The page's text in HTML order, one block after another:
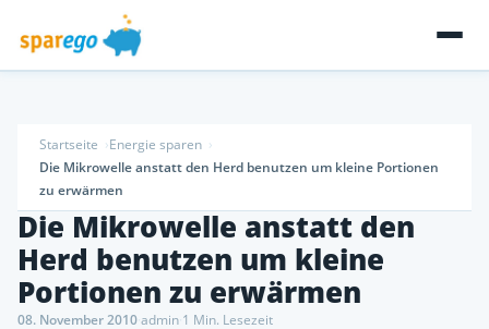
Startseite
Energie sparen
Die Mikrowelle anstatt den Herd benutzen um kleine Portionen
zu erwärmen
Die Mikrowelle anstatt den
Herd benutzen um kleine
Portionen zu erwärmen
08. November 2010·admin·1 Min. Lesezeit